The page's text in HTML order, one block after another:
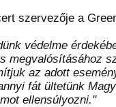
szervezője a
védelme
megvalósításához
az adott
fát ültetünk
ellensúlyozni."